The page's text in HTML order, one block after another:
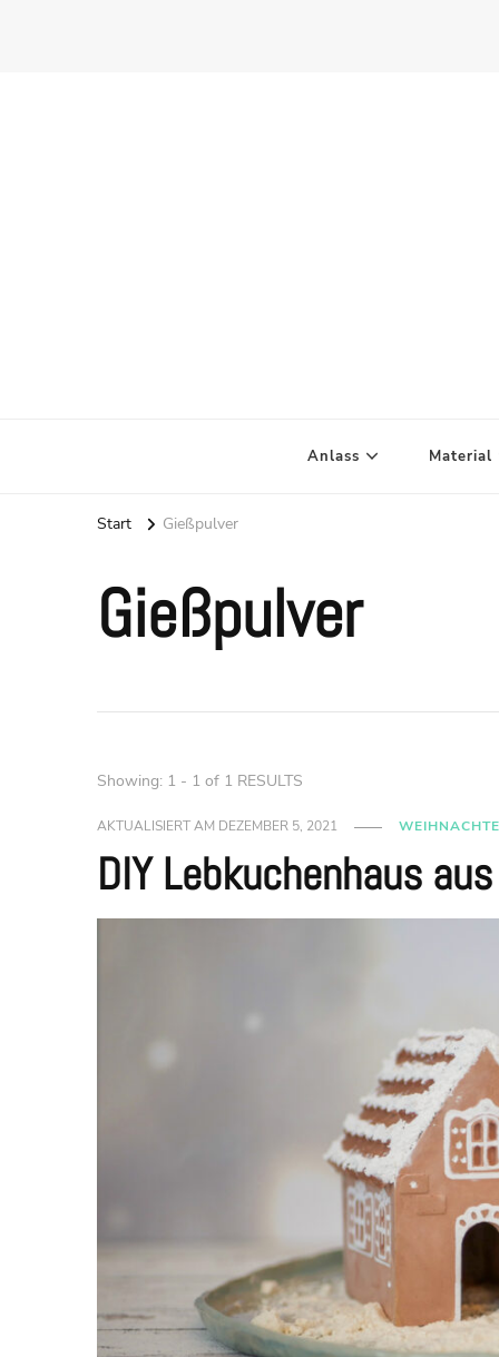
Anlass Material
Start Gießpulver
Gießpulver
Showing: 1 - 1 of 1 RESULTS
AKTUALISIERT AM DEZEMBER 5, 2021
DIY Lebkuchenhaus